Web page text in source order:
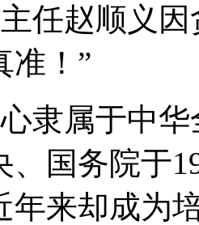
任赵顺义
准！”
隶属于中
、国务院于
年来却成为